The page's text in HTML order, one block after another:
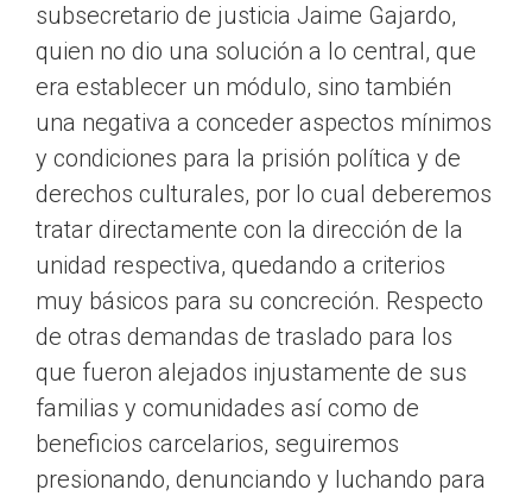
subsecretario de justicia Jaime Gajardo,
quien no dio una solución a lo central, que
era establecer un módulo, sino también
una negativa a conceder aspectos mínimos
y condiciones para la prisión política y de
derechos culturales, por lo cual deberemos
tratar directamente con la dirección de la
unidad respectiva, quedando a criterios
muy básicos para su concreción. Respecto
de otras demandas de traslado para los
que fueron alejados injustamente de sus
familias y comunidades así como de
beneficios carcelarios, seguiremos
presionando, denunciando y luchando para